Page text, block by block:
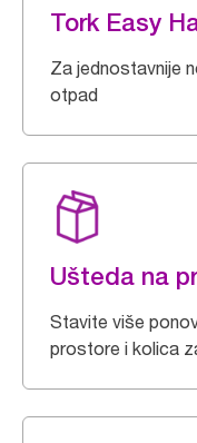
Tork Easy
Za jednostavnije
otpad
Ušteda na
Stavite više
prostore i kolica